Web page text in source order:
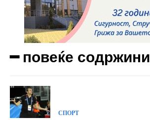
━ повеќе содржини
СПОРТ